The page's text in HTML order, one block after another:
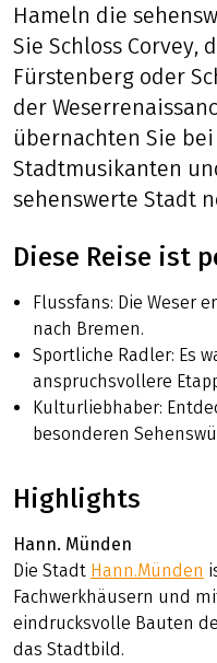
Hameln die
Sie Schloss
Fürstenberg oder
der
übernachten Sie
Stadtmusikanten
sehenswerte Stadt
Diese Reise ist
Flussfans: Die Weser
nach Bremen.
Sportliche Radler: Es
anspruchsvollere
Kulturliebhaber:
besonderen
Highlights
Hann. Münden
Die Stadt Hann.Münden
Fachwerkhäusern und
eindrucksvolle Bauten
das Stadtbild.